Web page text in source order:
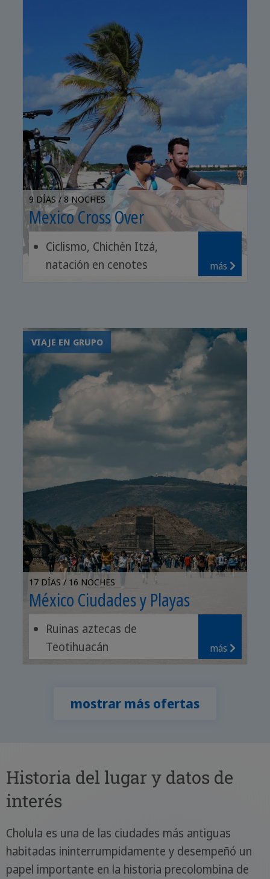
9 DÍAS / 8 NOCHES
Mexico Cross Over
Ciclismo, Chichén Itzá,
natación en cenotes
observación de aves
más
VIAJE EN GRUPO
17 DÍAS / 16 NOCHES
México Ciudades y Playas
Ruinas aztecas de
Teotihuacán
Pueblos mágicos de Puebla,
Relajación en la playa
más
mostrar más ofertas
Historia del lugar y datos de
interés
Cholula es una de las ciudades más antiguas
habitadas ininterrumpidamente y desempeñó un
papel importante en la historia precolombina de